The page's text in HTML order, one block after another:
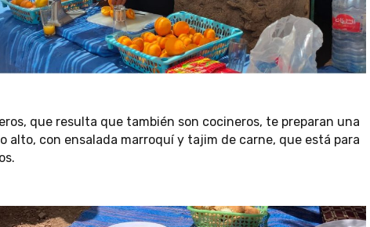
que resulta que también son cocineros, te preparan una
alto, con ensalada marroquí y tajim de carne, que está para